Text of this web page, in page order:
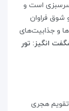
سرسبزی است و
شوق فراوان
و جذابیت‌های
انگیز: تور
تقویم هجری